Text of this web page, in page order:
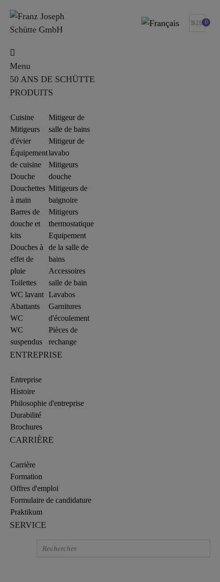
B2B 0
Menu
50 ANS DE SCHÜTTE
PRODUITS
Cuisine
Mitigeurs
d'évier
Équipement
de cuisine
Douche
Douchettes
à main
Barres de
douche et
kits
Douches à
effet de
pluie
Toilettes
WC lavant
Abattants
WC
WC
suspendus
Mitigeur de
salle de bains
Mitigeur de
lavabo
Mitigeurs
douche
Mitigeurs de
baignoire
Mitigeurs
thermostatique
Equipement
de la salle de
bains
Accessoires
salle de bain
Lavabos
Garnitures
d'écoulement
Pièces de
rechange
ENTREPRISE
Entreprise
Histoire
Philosophie d'entreprise
Durabilité
Brochures
CARRIÈRE
Carrière
Formation
Offres d'emploi
Formulaire de candidature
Praktikum
SERVICE